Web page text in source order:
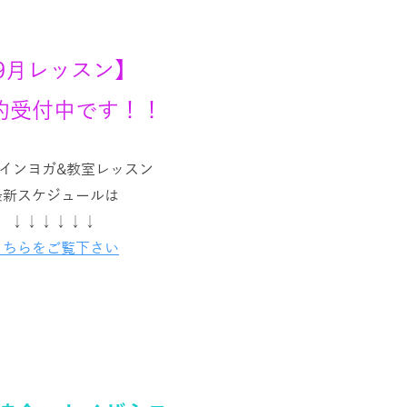
月レッスン】
受付中です！！
ンヨガ&教室レッスン
スケジュールは
↓↓↓↓↓↓
ちらをご覧下さい